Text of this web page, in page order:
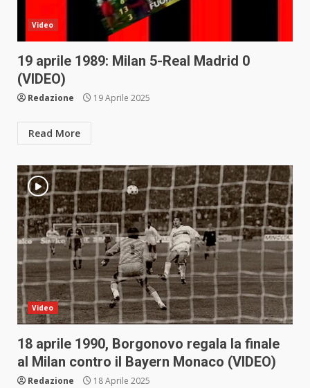
Video
19 aprile 1989: Milan 5-Real Madrid 0
(VIDEO)
Redazione 19 Aprile 2025
Read More
Video
18 aprile 1990, Borgonovo regala la finale
al Milan contro il Bayern Monaco (VIDEO)
Redazione 18 Aprile 2025